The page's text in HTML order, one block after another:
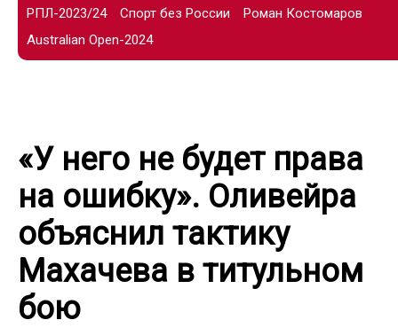
РПЛ-2023/24
Спорт без России
Роман Костомаров
Australian Open-2024
«У него не будет права
на ошибку». Оливейра
объяснил тактику
Махачева в титульном
бою